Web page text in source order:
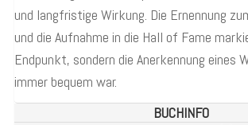
und langfristige Wirkung. Die Ernennung
und die Aufnahme in die Hall of Fame
Endpunkt, sondern die Anerkennung eines
immer bequem war.
BUCHINFO